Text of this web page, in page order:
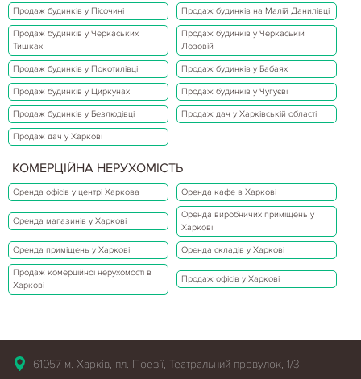
Продаж будинків у Пісочині Продаж будинків на Малій Данилівці
Продаж будинків у Черкаських
Тишках
Продаж будинків у Черкаській
Лозовій
Продаж будинків у Покотилівці Продаж будинків у Бабаях
Продаж будинків у Циркунах Продаж будинків у Чугуєві
Продаж будинків у Безлюдівці Продаж дач у Харківській області
Продаж дач у Харкові
КОМЕРЦІЙНА НЕРУХОМІСТЬ
Оренда офісів у центрі Харкова Оренда кафе в Харкові
Оренда магазинів у Харкові
Оренда виробничих приміщень у
Харкові
Оренда приміщень у Харкові Оренда складів у Харкові
Продаж комерційної нерухомості в
Харкові
Продаж офісів у Харкові
61057 м. Харків, пл. Поезії, Театральний провулок, 1/3